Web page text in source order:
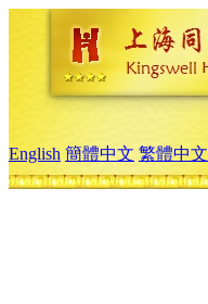
English 簡體中文 繁體中文